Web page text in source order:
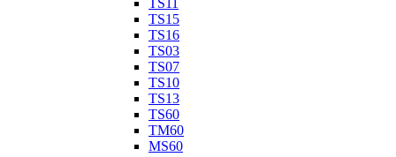
TS11
TS15
TS16
TS03
TS07
TS10
TS13
TS60
TM60
MS60